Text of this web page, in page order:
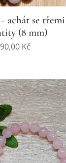
achát se třemi
(8 mm)
Kč